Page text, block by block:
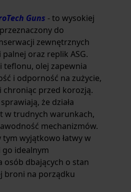
Guns - to wysokiej
do
zewnętrznych
oraz replik ASG.
teflonu, olej zapewnia
i odporność na zużycie,
chroniąc przed korozją.
że działa
w trudnych warunkach,
mechanizmów.
wyjątkowo łatwy w
go idealnym
osób dbających o stan
broni na porządku